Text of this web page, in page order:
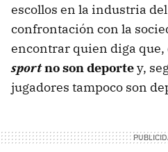
escollos en la industria del
confrontación con la
encontrar quien diga
sportno son deportey,
jugadores tampoco son